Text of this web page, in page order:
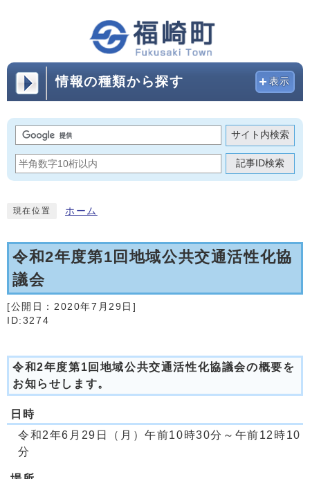
情報の種類から探す 表示
サイト内検索
記事ID検索
現在位置 ホーム
令和2年度第1回地域公共交通活性化協
議会
[公開日： 2020年7月29日 ]
ID:3274
令和2年度第1回地域公共交通活性化協議会の概要を
お知らせします。
日時
令和2年6月29日（月）午前10時30分～午前12時10
分